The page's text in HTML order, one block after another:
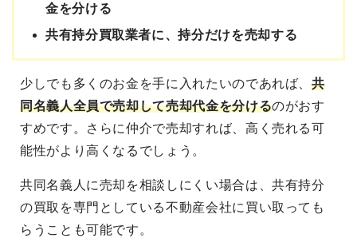
金を分ける
共有持分買取業者に、持分だけを売却する
少しでも多くのお金を手に入れたいのであれば、共
同名義人全員で売却して売却代金を分けるのがおす
すめです。さらに仲介で売却すれば、高く売れる可
能性がより高くなるでしょう。
共同名義人に売却を相談しにくい場合は、共有持分
の買取を専門としている不動産会社に買い取っても
らうことも可能です。